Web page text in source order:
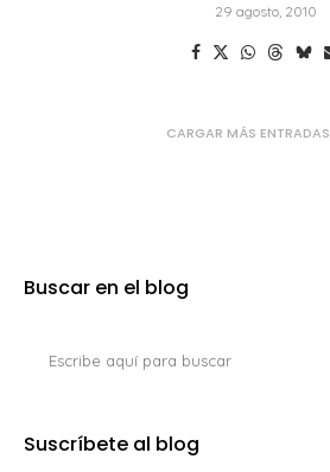
29 agosto, 2010
CARGAR MÁS ENTRADAS
Buscar en el blog
Suscríbete al blog